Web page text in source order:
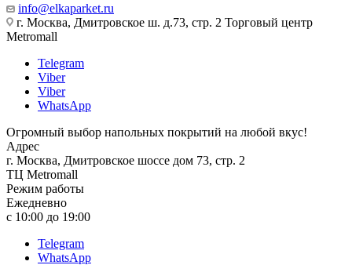
info@elkaparket.ru
г. Москва, Дмитровское ш. д.73, стр. 2 Торговый центр
Metromall
Telegram
Viber
Viber
WhatsApp
Огромный выбор напольных покрытий на любой вкус!
Адрес
г. Москва, Дмитровское шоссе дом 73, стр. 2
ТЦ Metromall
Режим работы
Ежедневно
с 10:00 до 19:00
Telegram
WhatsApp